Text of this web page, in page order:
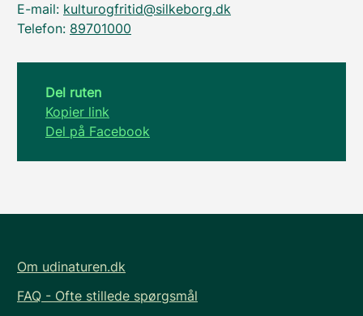
E-mail: kulturogfritid@silkeborg.dk
Telefon: 89701000
Del ruten
Kopier link
Del på Facebook
Om udinaturen.dk
FAQ - Ofte stillede spørgsmål